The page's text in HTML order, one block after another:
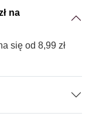
na
się od 8,99 zł